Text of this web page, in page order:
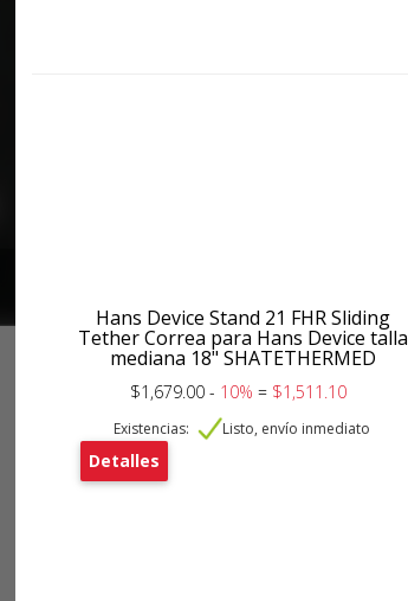
Hans Device Stand 21 FHR Sliding
Tether Correa para Hans Device talla
mediana 18" SHATETHERMED
$1,679.00 - 10% = $1,511.10
Existencias: Listo, envío inmediato
Detalles